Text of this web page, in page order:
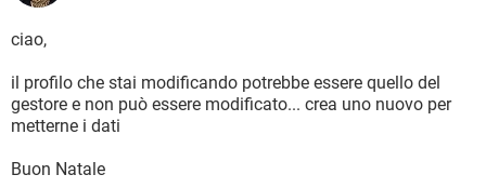
ciao,
il profilo che stai modificando potrebbe essere quello del
gestore e non può essere modificato... crea uno nuovo per
metterne i dati
Buon Natale